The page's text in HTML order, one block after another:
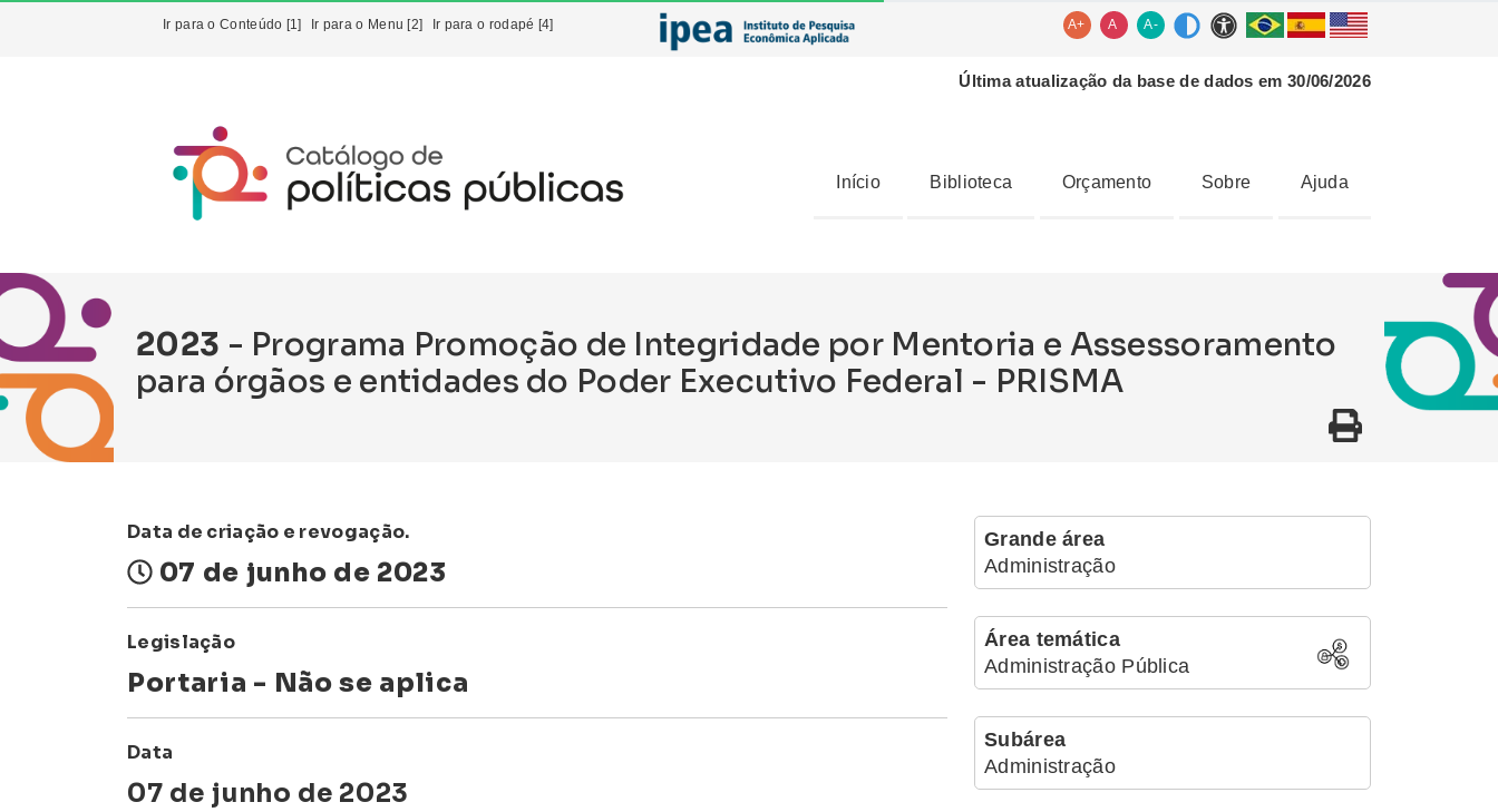
Ir para o Conteúdo [1] Ir para o Menu [2] Ir para o rodapé [4] A+ A A-
Última atualização da base de dados em 30/06/2026
Início Biblioteca Orçamento Sobre Ajuda
2023 - Programa Promoção de Integridade por Mentoria e Assessoramento
para órgãos e entidades do Poder Executivo Federal - PRISMA
Data de criação e revogação.
07 de junho de 2023
Legislação
Portaria - Não se aplica
Data
07 de junho de 2023
Grande área
Administração
Área temática
Administração Pública
Subárea
Administração